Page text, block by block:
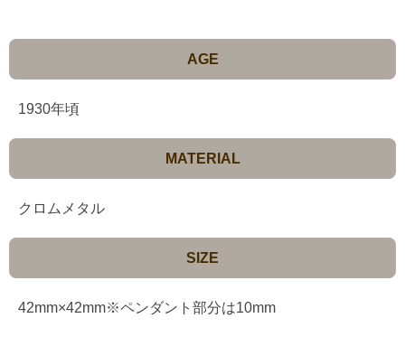
AGE
1930年頃
MATERIAL
クロムメタル
SIZE
42mm×42mm※ペンダント部分は10mm